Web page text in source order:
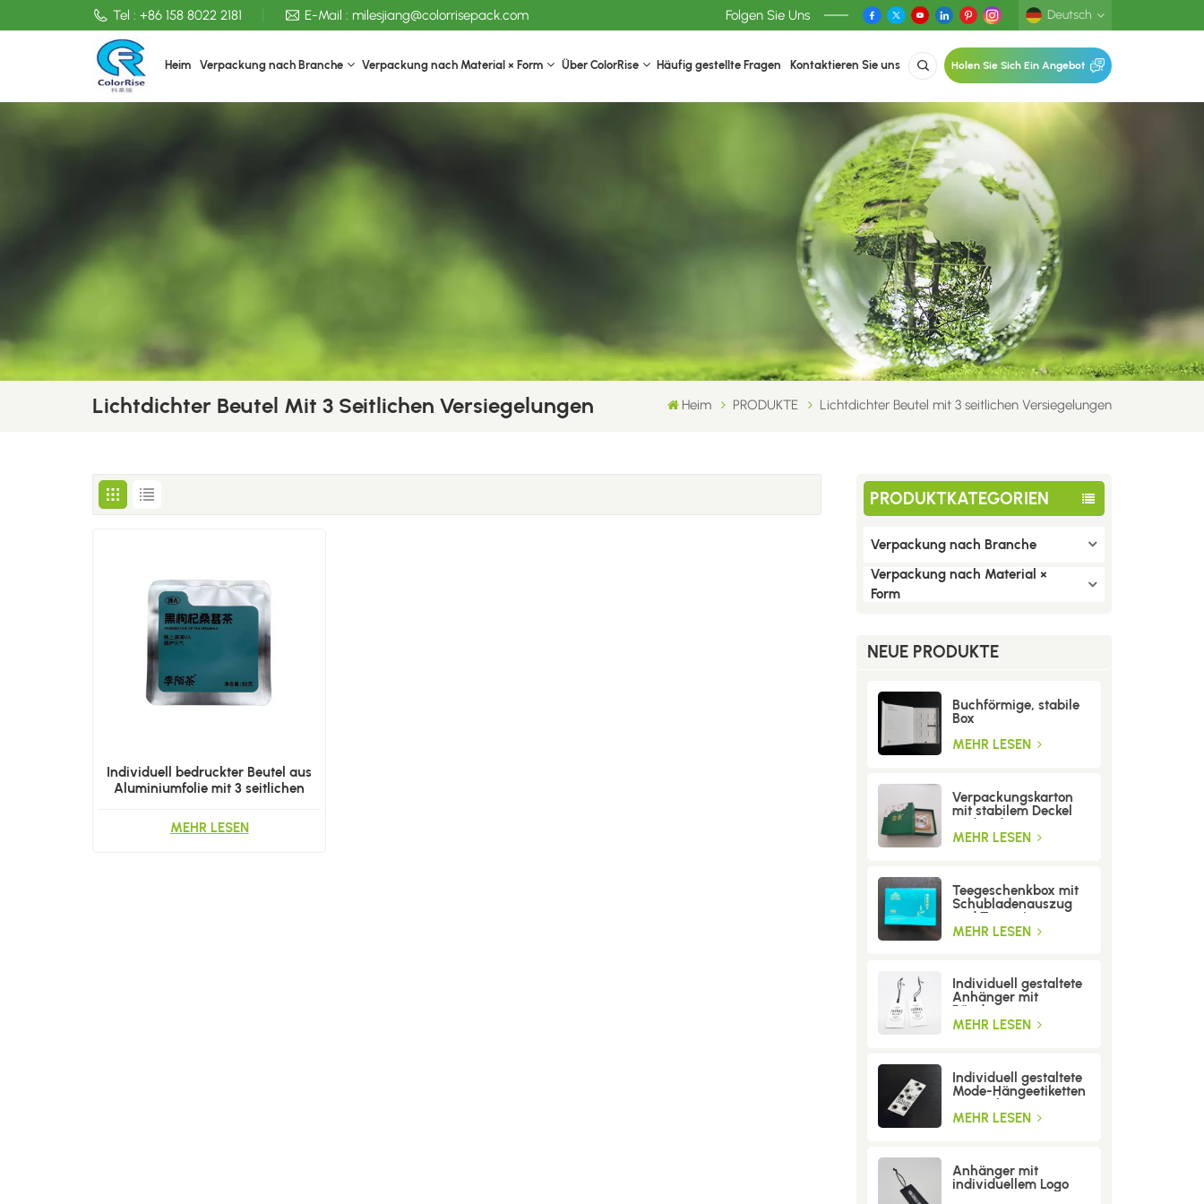
Tel : +86 158 8022 2181 E-Mail : milesjiang@colorrisepack.com Folgen Sie Uns Deutsch
Deutsch
Heim Verpackung nach Branche Verpackung nach Material × Form Über ColorRise Häufig gestellte Fragen Kontaktieren Sie uns Holen Sie Sich Ein Angebot
Lichtdichter Beutel Mit 3 Seitlichen Versiegelungen Heim PRODUKTE Lichtdichter Beutel mit 3 seitlichen Versiegelungen
Individuell bedruckter Beutel aus
Aluminiumfolie mit 3 seitlichen
MEHR LESEN
PRODUKTKATEGORIEN
Verpackung nach Branche
Verpackung nach Material ×
Form
NEUE PRODUKTE
Buchförmige, stabile
Box
MEHR LESEN
Verpackungskarton
mit stabilem Deckel
und Boden
MEHR LESEN
Teegeschenkbox mit
Schubladenauszug
und Trenneinsatz
MEHR LESEN
Individuell gestaltete
Anhänger mit
Bändern
MEHR LESEN
Individuell gestaltete
Mode-Hängeetiketten
mit Löchern
MEHR LESEN
Anhänger mit
individuellem Logo